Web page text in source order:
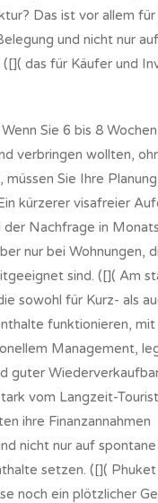
Das ist vor allem für
und nicht nur auf
das für Käufer und
Wenn Sie 6 bis 8
verbringen wollten,
müssen Sie Ihre Planung
kürzerer visafreier
der Nachfrage in
nur bei Wohnungen,
sind. ([]( Am
sowohl für Kurz- als
funktionieren,
Management,
guter
vom Langzeit-
ihre Finanzannahmen
nicht nur auf
setzen. ([]( Phuket
noch ein plötzlicher